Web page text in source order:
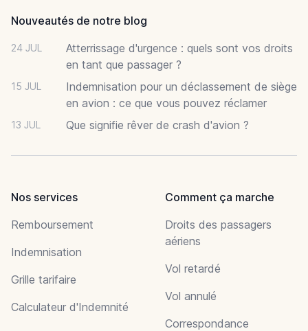
Nouveautés de notre blog
24 JUL
Atterrissage d'urgence : quels sont vos droits
en tant que passager ?
15 JUL
Indemnisation pour un déclassement de siège
en avion : ce que vous pouvez réclamer
13 JUL Que signifie rêver de crash d'avion ?
Nos services
Remboursement
Indemnisation
Grille tarifaire
Calculateur d'Indemnité
Comment ça marche
Droits des passagers
aériens
Vol retardé
Vol annulé
Correspondance